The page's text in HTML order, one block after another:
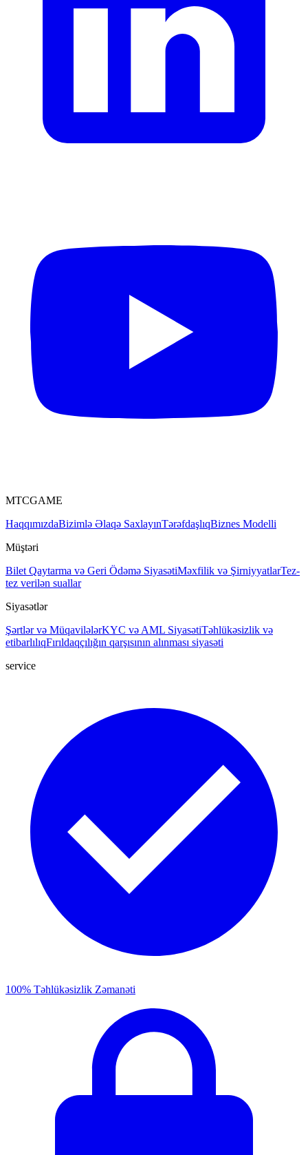
MTCGAME
HaqqımızdaBizimlə Əlaqə SaxlayınTərəfdaşlıqBiznes Modelli
Müştəri
Bilet Qaytarma və Geri Ödəmə SiyasətiMəxfilik və ŞirniyyatlarTez-
tez verilən suallar
Siyasətlər
Şərtlər və MüqavilələrKYC və AML SiyasətiTəhlükəsizlik və
etibarlılıqFırıldaqçılığın qarşısının alınması siyasəti
service
100% Təhlükəsizlik Zəmanəti